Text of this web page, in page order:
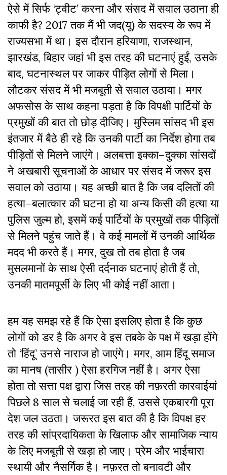
ऐसे में सिर्फ‘ट्वीट’करना और संसद में सवाल उठाना ही
काफी है? 2017तक मैं भी जद(यू)के सदस्य के रूप में
राज्यसभा में था। इस दौरान हरियाणा,राजस्थान,
झारखंड,बिहार जहां भी इस तरह की घटनाएं हुईं, उसके
बाद,घटनास्थल पर जाकर पीड़ित लोगों से मिला।
लौटकर संसद में भी मजबूती से सवाल उठाया। मगर
अफसोस के साथ कहना पड़ता है कि विपक्षी पार्टियों के
प्रमुखों की बात तो छोड़ दीजिए। मुस्लिम सांसद भी इस
इंतजार में बैठे ही रहे कि उनकी पार्टी का निर्देश होगा तब
पीड़ितों से मिलने जाएंगे। अलबत्ता इक्का–दुक्का सांसदों
ने अखबारी सूचनाओं के आधार पर संसद में जरूर इस
सवाल को उठाया। यह अच्छी बात है कि जब दलितों की
हत्या–बलात्कार की घटना हो या अन्य किसी की हत्या या
पुलिस जुल्म हो,इसमें कई पार्टियों के प्रमुखों तक पीड़ितों
से मिलने पहुंच जाते हैं। वे कई मामलों में उनकी आर्थिक
मदद भी करते हैं। मगर,दुख तो तब होता है जब
मुसलमानों के साथ ऐसी दर्दनाक घटनाएं होती हैं तो,
उनकी मातमपूर्सी के लिए भी कोई नहीं आता।
हम यह समझ रहे हैं कि ऐसा इसलिए होता है कि कुछ
लोगों को डर है कि अगर वे इस तबके के पक्ष में खड़ा होंगे
तो‘हिंदू’उनसे नाराज हो जाएंगे। मगर, आम हिंदू समाज
का मानष (तासीर )ऐसा हरगिज नहीं है। अगर ऐसा
होता तो सत्ता पक्ष द्वारा जिस तरह की नफ़रती कारवाईयां
पिछले8साल से चलाई जा रही हैं, उससे एकबारगी पूरा
देश जल उठता। जरूरत इस बात की है कि विपक्ष हर
तरह की सांप्रदायिकता के खिलाफ और सामाजिक न्याय
के लिए मजबूती से खड़ा हो जाए। प्रेम और भाईचारा
स्थायी और नैसर्गिक है। नफ़रत तो बनावटी और